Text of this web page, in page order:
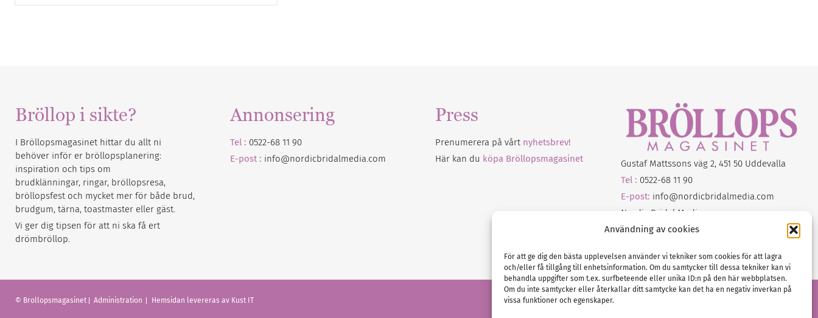
Användning av cookies
För att ge dig den bästa upplevelsen använder vi tekniker som cookies för att lagra
och/eller få tillgång till enhetsinformation. Om du samtycker till dessa tekniker kan vi
behandla uppgifter som t.ex. surfbeteende eller unika ID:n på den här webbplatsen.
Om du inte samtycker eller återkallar ditt samtycke kan det ha en negativ inverkan på
vissa funktioner och egenskaper.
Bröllop i sikte?
I Bröllopsmagasinet hittar du allt ni
behöver inför er bröllopsplanering:
inspiration och tips om
brudklänningar, ringar, bröllopsresa,
bröllopsfest och mycket mer för både brud,
brudgum, tärna, toastmaster eller gäst.
Vi ger dig tipsen för att ni ska få ert
drömbröllop.
Annonsering
Tel : 0522-68 11 90
E-post : info@nordicbridalmedia.com
Press
Prenumerera på vårt nyhetsbrev!
Här kan du köpa Bröllopsmagasinet
Gustaf Mattssons väg 2, 451 50 Uddevalla
Tel : 0522-68 11 90
E-post: info@nordicbridalmedia.com
Nordic Bridal Media
(c) All rights reserved.
© Brollopsmagasinet Administration Hemsidan levereras av Kust IT